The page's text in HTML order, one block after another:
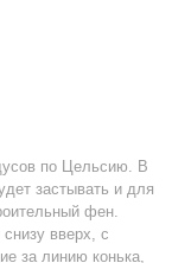
по Цельсию. В
застывать и для
фен.
вверх, с
за линию конька,